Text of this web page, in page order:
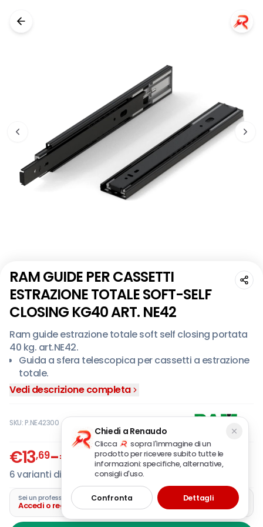
RAM GUIDE PER CASSETTI
ESTRAZIONE TOTALE SOFT-SELF
CLOSING KG40 ART. NE42
Ram guide estrazione totale soft self closing portata
40 kg. art.NE42.
Guida a sfera telescopica per cassetti a estrazione
totale.
Chiusura ammortizzata.
Sgancio frontale del cassetto.
Guida telescopica a movimento silenzioso.
Cuscinetti a sfere in acciaio al carbonio.
Confezionate a coppie destra/sinistra.
Vedi descrizione completa
SKU:P.NE42300
€13,69-€ ,20IVA incl.
6varianti disponibili
Sei un professionista?
Accedi o registra la tua azienda
Chiedi a Renaudo
Clicca
sopra l'immagine di un
prodotto per ricevere subito tutte le
informazioni: specifiche, alternative,
consigli d'uso.
Confronta Dettagli